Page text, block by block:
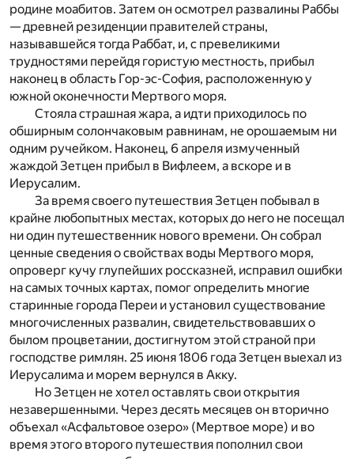
родине моабитов. Затем он осмотрел развалины Раббы
— древней резиденции правителей страны,
называвшейся тогда Раббат, и, с превеликими
трудностями перейдя гористую местность, прибыл
наконец в область Гор-эс-София, расположенную у
южной оконечности Мертвого моря.
Стояла страшная жара, а идти приходилось по
обширным солончаковым равнинам, не орошаемым ни
одним ручейком. Наконец, 6 апреля измученный
жаждой Зетцен прибыл в Вифлеем, а вскоре и в
Иерусалим.
За время своего путешествия Зетцен побывал в
крайне любопытных местах, которых до него не посещал
ни один путешественник нового времени. Он собрал
ценные сведения о свойствах воды Мертвого моря,
опроверг кучу глупейших россказней, исправил ошибки
на самых точных картах, помог определить многие
старинные города Переи и установил существование
многочисленных развалин, свидетельствовавших о
былом процветании, достигнутом этой страной при
господстве римлян. 25 июня 1806 года Зетцен выехал из
Иерусалима и морем вернулся в Акку.
Но Зетцен не хотел оставлять свои открытия
незавершенными. Через десять месяцев он вторично
объехал «Асфальтовое озеро» (Мертвое море) и во
время этого второго путешествия пополнил свои